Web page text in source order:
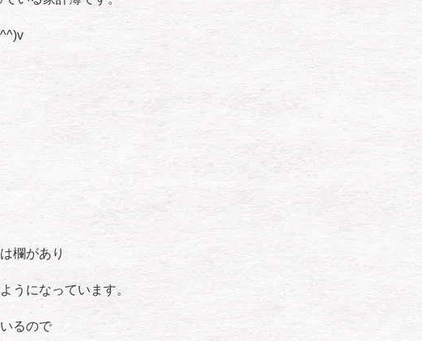
欄があり
うになっています。
るので